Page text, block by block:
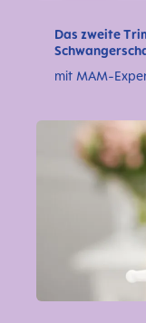
Das zweite
mit MAM-